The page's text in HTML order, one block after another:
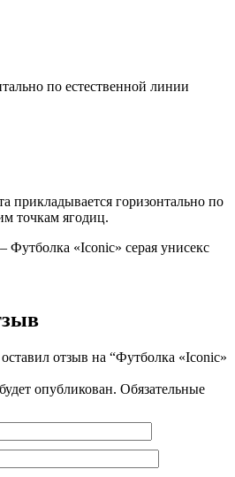
по естественной линии
прикладывается горизонтально по
точкам ягодиц.
отзыв на “Футболка «Iconic»
опубликован. Обязательные